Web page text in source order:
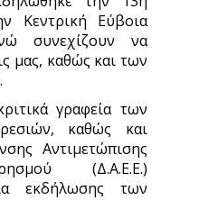
Κεντρική Εύβοια
συνεχίζουν να
μας, καθώς και των
γραφεία των
καθώς και
Αντιμετώπισης
(Δ.Α.Ε.Ε.)
εκδήλωσης των